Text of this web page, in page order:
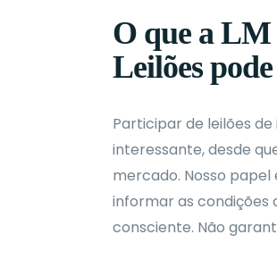
O que a
Leilões
Participar de leilões
interessante, desde
mercado. Nosso
informar as condições
consciente. Não